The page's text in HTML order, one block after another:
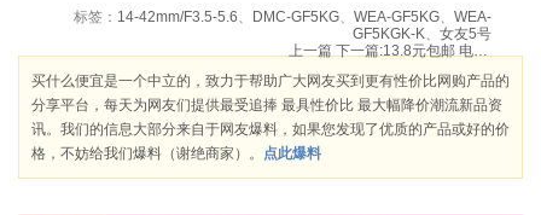
标签： 14-42mm/F3.5-5.6、 DMC-GF5KG、 WEA-GF5KG、 WEA-
GF5KGK-K、 女友5号
上一篇 下一篇:
13.8元包邮 电音DT2699G 电脑头戴式耳机 带麦克风
买什么便宜是一个中立的，致力于帮助广大网友买到更有性价比网购产品的
分享平台，每天为网友们提供最受追捧 最具性价比 最大幅降价潮流新品资
讯。我们的信息大部分来自于网友爆料，如果您发现了优质的产品或好的价
格，不妨给我们爆料（谢绝商家）。 点此爆料